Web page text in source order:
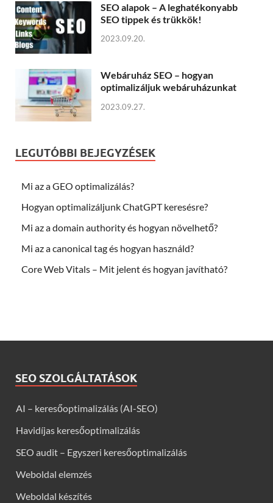
SEO alapok – A leghatékonyabb
SEO tippek és trükkök!
2023.09.20.
Webáruház SEO – hogyan
optimalizáljuk webáruházunkat
2023.09.27.
LEGUTÓBBI BEJEGYZÉSEK
Mi az a GEO optimalizálás?
Hogyan optimalizáljunk ChatGPT keresésre?
Mi az a domain authority és hogyan növelhető?
Mi az a canonical tag és hogyan használd?
Core Web Vitals – Mit jelent és hogyan javítható?
SEO SZOLGÁLTATÁSOK
AI – keresőoptimalizálás (AI-SEO)
Havidíjas keresőoptimalizálás
SEO audit – Egyszeri keresőoptimalizálás
Weboldal elemzés
Weboldal készítés